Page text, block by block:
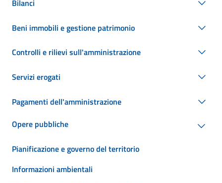
Bilanci
Beni immobili e gestione patrimonio
Controlli e rilievi sull'amministrazione
Servizi erogati
Pagamenti dell'amministrazione
Opere pubbliche
Pianificazione e governo del territorio
Informazioni ambientali